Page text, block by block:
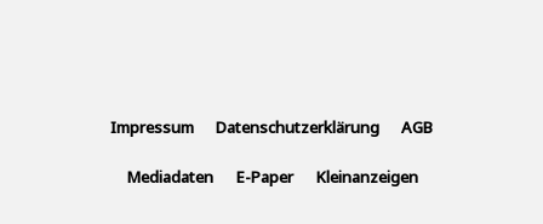
Impressum Datenschutzerklärung AGB
Mediadaten E-Paper Kleinanzeigen